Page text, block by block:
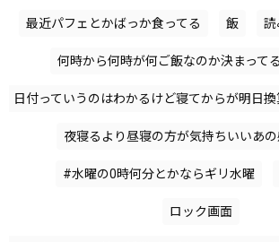
最近パフェとかばっか食ってる 飯 読
何時から何時が何ご飯なのか決まって
日付っていうのはわかるけど寝てからが明日
夜寝るより昼寝の方が気持ちいいあ
#水曜の0時何分とかならギリ水曜
ロック画面